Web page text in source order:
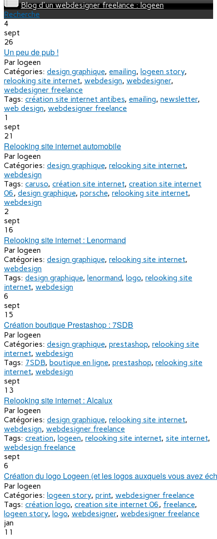
Blog d'un webdesigner freelance : logeen
Recherche
4
sept
26
Un peu de pub !
Par logeen
Catégories: design graphique, emailing, logeen story,
relooking site internet, webdesign, webdesigner,
webdesigner freelance
Tags: création site internet antibes, emailing, newsletter,
web design, webdesigner freelance
1
sept
21
Relooking site internet automobile
Par logeen
Catégories: design graphique, relooking site internet,
webdesign
Tags: caruso, création site internet, creation site internet
06, design graphique, porsche, relooking site internet,
webdesign
2
sept
16
Relooking site internet : Lenormand
Par logeen
Catégories: design graphique, relooking site internet,
webdesign
Tags: design graphique, lenormand, logo, relooking site
internet, webdesign
6
sept
15
Création boutique Prestashop : 7SDB
Par logeen
Catégories: design graphique, prestashop, relooking site
internet, webdesign
Tags: 7SDB, boutique en ligne, prestashop, relooking site
internet, webdesign
sept
13
Relooking site internet : Alcalux
Par logeen
Catégories: design graphique, relooking site internet,
webdesign, webdesigner freelance
Tags: creation, logeen, relooking site internet, site internet,
webdesign freelance
sept
6
Création du logo Logeen (et les logos auxquels vous avez
Par logeen
Catégories: logeen story, print, webdesigner freelance
Tags: création logo, creation site internet 06, freelance,
logeen story, logo, webdesigner, webdesigner freelance
jan
11